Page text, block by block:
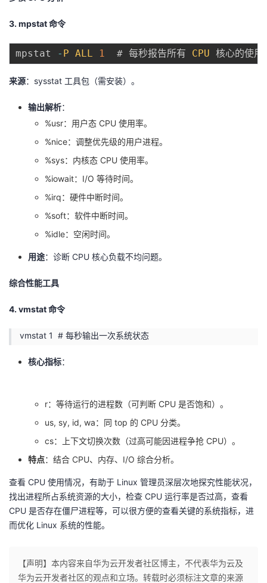
3. mpstat 命令
mpstat - P ALL 1
  # 每秒报告所有
CPU
来源：sysstat 工具包（需安装）。
输出解析：
%usr：用户态 CPU 使用率。
%nice：调整优先级的用户进程。
%sys：内核态 CPU 使用率。
%iowait：I/O 等待时间。
%irq：硬件中断时间。
%soft：软件中断时间。
%idle：空闲时间。
用途：诊断 CPU 核心负载不均问题。
综合性能工具
4. vmstat 命令
vmstat 1 # 每秒输出一次系统状态
核心指标：
r：等待运行的进程数（可判断 CPU 是否饱和）。
us, sy, id, wa：同 top 的 CPU 分类。
cs：上下文切换次数（过高可能因进程争抢 CPU）。
特点：结合 CPU、内存、I/O 综合分析。
查看 CPU 使用情况，有助于 Linux 管理员深层次地探究性能状况，
找出进程所占系统资源的大小，检查 CPU 运行率是否过高，查看
CPU 是否存在僵尸进程等，可以很方便的查看关键的系统指标，进
而优化 Linux 系统的性能。
【声明】本内容来自华为云开发者社区博主，不代表华为云及
华为云开发者社区的观点和立场。转载时必须标注文章的来源